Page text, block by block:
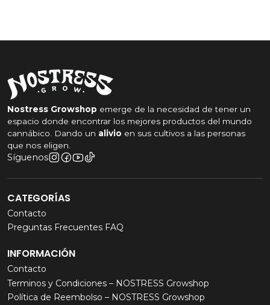
Nostress Growshop emerge de la necesidad de tener un
espacio donde encontrar los mejores productos del mundo
cannábico. Dando un alivio en sus cultivos a las personas
que nos eligen.
Síguenos
CATEGORÍAS
Contacto
Preguntas Frecuentes FAQ
INFORMACIÓN
Contacto
Terminos y Condiciones – NOSTRESS Growshop
Política de Reembolso – NOSTRESS Growshop